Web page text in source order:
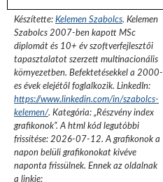
Készítette: Kelemen Szabolcs. Kelemen
Szabolcs 2007-ben kapott MSc
diplomát és 10+ év szoftverfejlesztői
tapasztalatot szerzett multinacionális
környezetben. Befektetésekkel a 2000-
es évek elejétől foglalkozik. LinkedIn:
https://www.linkedin.com/in/szabolcs-
kelemen/. Kategória: „Részvény index
grafikonok”.A html kód legutóbbi
frissítése: 2026-07-12. A grafikonok a
napon belüli grafikonokat kivéve
naponta frissülnek. Ennek az oldalnak
a linkje: